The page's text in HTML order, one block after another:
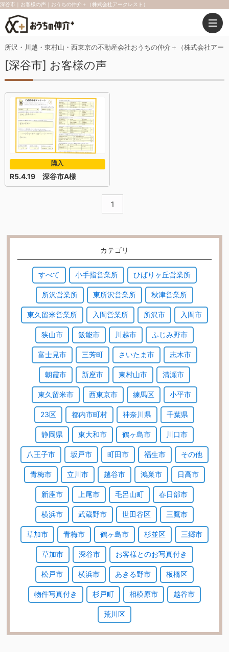
深谷市｜お客様の声｜おうちの仲介＋（株式会社アークレスト）
所沢・川越・東村山・西東京の不動産会社おうちの仲介＋（株式会社アー
[深谷市] お客様の声
購入
R5.4.19 深谷市A様
1
カテゴリ
すべて 小手指営業所 ひばりヶ丘営業所
所沢営業所 東所沢営業所 秋津営業所
東久留米営業所 入間営業所 所沢市 入間市
狭山市 飯能市 川越市 ふじみ野市
富士見市 三芳町 さいたま市 志木市
朝霞市 新座市 東村山市 清瀬市
東久留米市 西東京市 練馬区 小平市
23区 都内市町村 神奈川県 千葉県
静岡県 東大和市 鶴ヶ島市 川口市
八王子市 坂戸市 町田市 福生市 その他
青梅市 立川市 越谷市 鴻巣市 日高市
新座市 上尾市 毛呂山町 春日部市
横浜市 武蔵野市 世田谷区 三鷹市
草加市 青梅市 鶴ヶ島市 杉並区 三郷市
草加市 深谷市 お客様とのお写真付き
松戸市 横浜市 あきる野市 板橋区
物件写真付き 杉戸町 相模原市 越谷市
荒川区